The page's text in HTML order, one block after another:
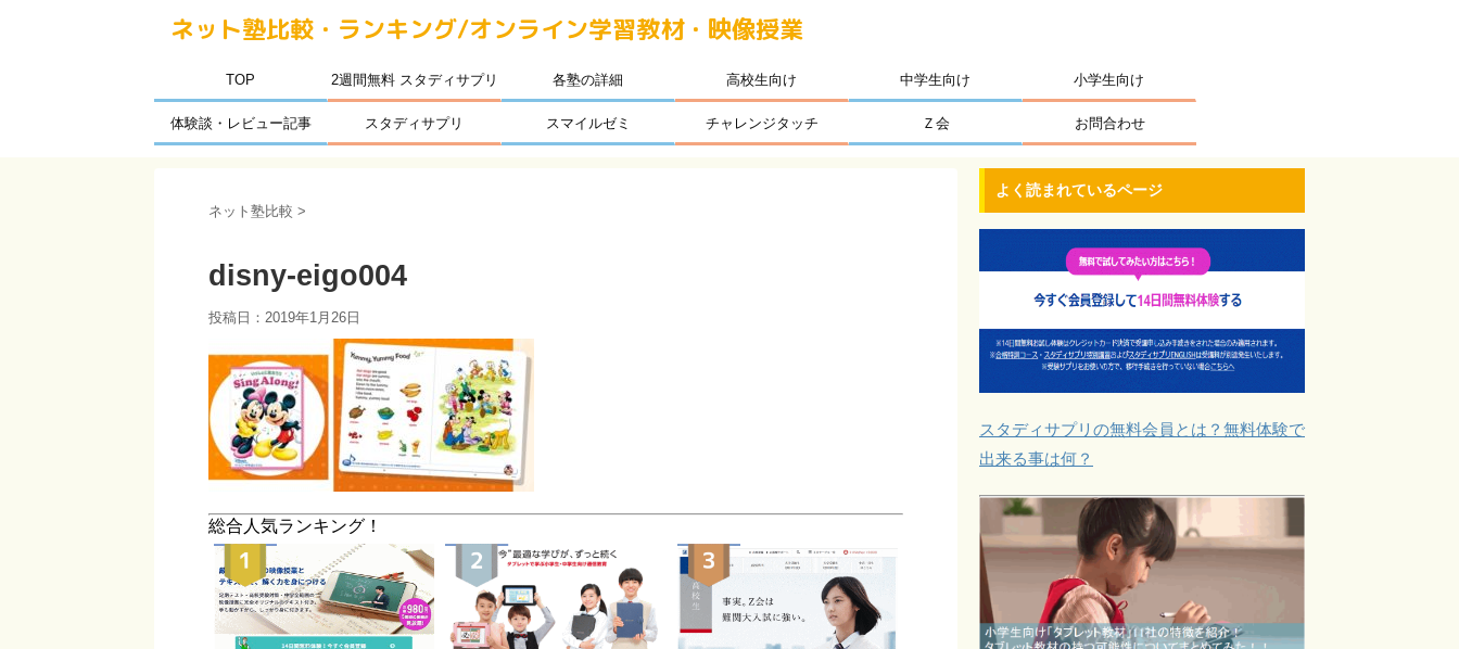
ネット塾比較・ランキング/オンライン学習教材・映像授業
TOP 2週間無料 スタディサプリ 各塾の詳細 高校生向け 中学生向け 小学生向け
体験談・レビュー記事 スタディサプリ スマイルゼミ チャレンジタッチ Ｚ会 お問合わせ
ネット塾比較 >
disny-eigo004
投稿日： 2019年1月26日
総合人気ランキング！
よく読まれているページ
スタディサプリの無料会員とは？無料体験で
出来る事は何？